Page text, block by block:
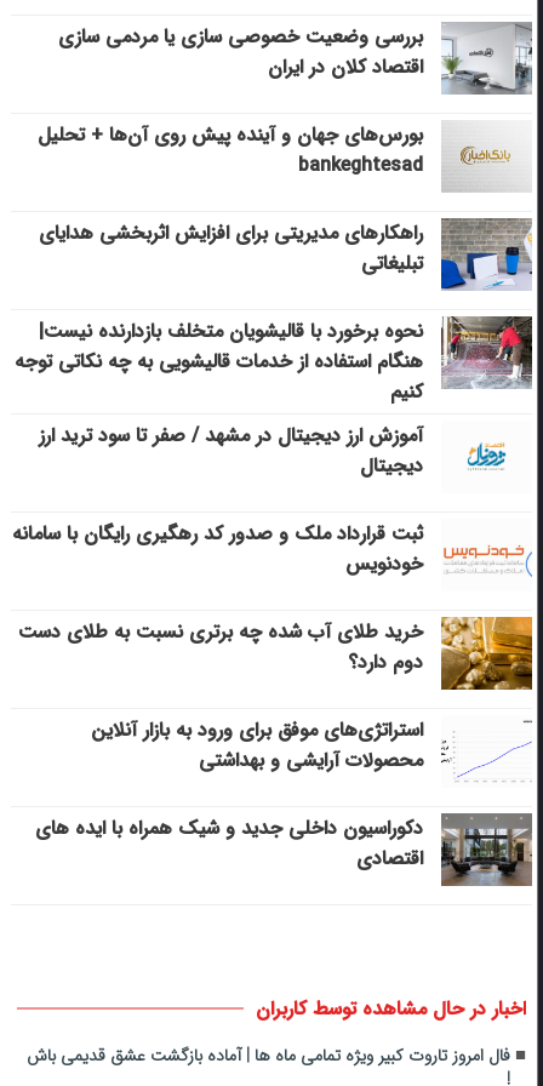
بررسی وضعیت خصوصی سازی یا مردمی سازی
اقتصاد کلان در ایران
بورس‌های جهان و آینده پیش روی آن‌ها + تحلیل
bankeghtesad
راهکارهای مدیریتی برای افزایش اثربخشی هدایای
تبلیغاتی
نحوه برخورد با قالیشویان متخلف بازدارنده نیست|
هنگام استفاده از خدمات قالیشویی به چه نکاتی توجه
کنیم
آموزش ارز دیجیتال در مشهد / صفر تا سود ترید ارز
دیجیتال
ثبت قرارداد ملک و صدور کد رهگیری رایگان با سامانه
خودنویس
خرید طلای آب شده چه برتری نسبت به طلای دست
دوم دارد؟
استراتژی‌های موفق برای ورود به بازار آنلاین
محصولات آرایشی و بهداشتی
دکوراسیون داخلی جدید و شیک همراه با ایده های
اقتصادی
اخبار در حال مشاهده توسط کاربران
فال امروز تاروت کبیر ویژه تمامی ماه ها | آماده بازگشت عشق قدیمی باش